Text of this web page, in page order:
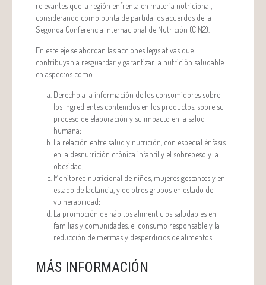
relevantes que la región enfrenta en materia nutricional,
considerando como punta de partida los acuerdos de la
Segunda Conferencia Internacional de Nutrición (CIN2).
En este eje se abordan las acciones legislativas que
contribuyan a resguardar y garantizar la nutrición saludable
en aspectos como:
Derecho a la información de los consumidores sobre
los ingredientes contenidos en los productos, sobre su
proceso de elaboración y su impacto en la salud
humana;
La relación entre salud y nutrición, con especial énfasis
en la desnutrición crónica infantil y el sobrepeso y la
obesidad;
Monitoreo nutricional de niños, mujeres gestantes y en
estado de lactancia, y de otros grupos en estado de
vulnerabilidad;
La promoción de hábitos alimenticios saludables en
familias y comunidades, el consumo responsable y la
reducción de mermas y desperdicios de alimentos.
MÁS INFORMACIÓN